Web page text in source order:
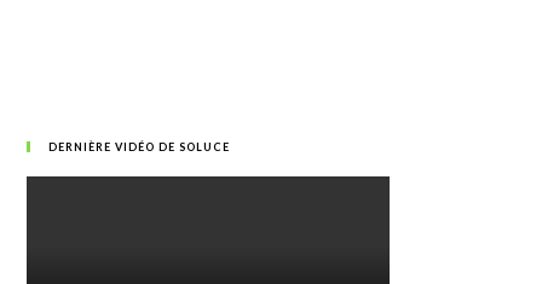
DERNIÈRE VIDÉO DE SOLUCE